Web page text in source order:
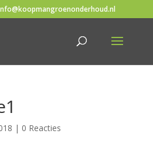
| 0 Reacties